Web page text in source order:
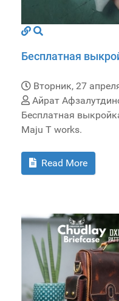
Бесплатная
Вторник, 27
Айрат
Бесплатная
Maju T works.
Read More